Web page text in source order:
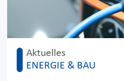
Aktuelles
ENERGIE & BAU